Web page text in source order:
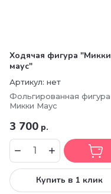
Ходячая фигура "Микки
маус"
Артикул: нет
Фольгированная фигура
Микки Маус
3 700 р.
Купить в 1 клик